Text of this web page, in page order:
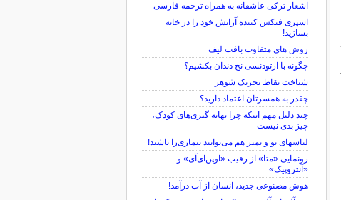
اشعار ترکی عاشقانه به همراه ترجمه فارسی
اسپری فیکس کننده آرایش خود را در خانه
بسازید!
روش های متفاوت بافت لیف
چگونه با ارتودنسی نخ دندان بکشیم؟
شناخت نقاط تحریک شوهر
چقدر به همسرتان اعتماد دارید؟
چند دلیل مهم اینکه چرا بهانه گیری‌های کودک،
چیز بدی نیست
لباس‎های نو و تمیز هم می‌توانند بیماری‌زا باشند!
رونمایی «متا» از رقیب «اوپن‌ای‌آی» و
«آنتروپیک»
هوش مصنوعی جدید، انسان از آب درآمد!